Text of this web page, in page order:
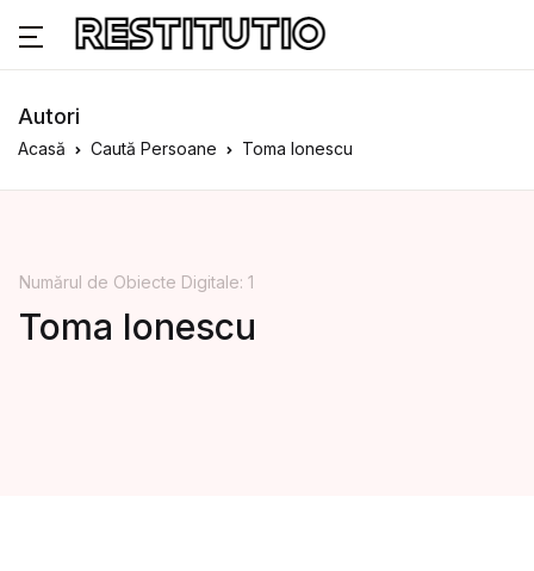
Autori
Acasă Caută Persoane Toma Ionescu
Numărul de Obiecte Digitale: 1
Toma Ionescu